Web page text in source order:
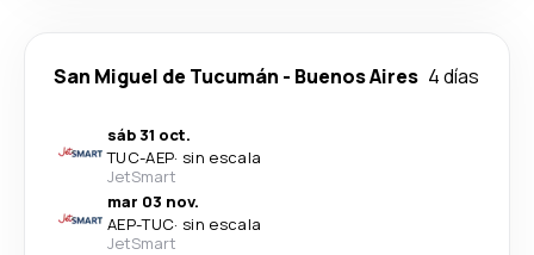
San Miguel de Tucumán - Buenos Aires 4 días
sáb 31 oct.
TUC-AEP· sin escala
JetSmart
mar 03 nov.
AEP-TUC· sin escala
JetSmart